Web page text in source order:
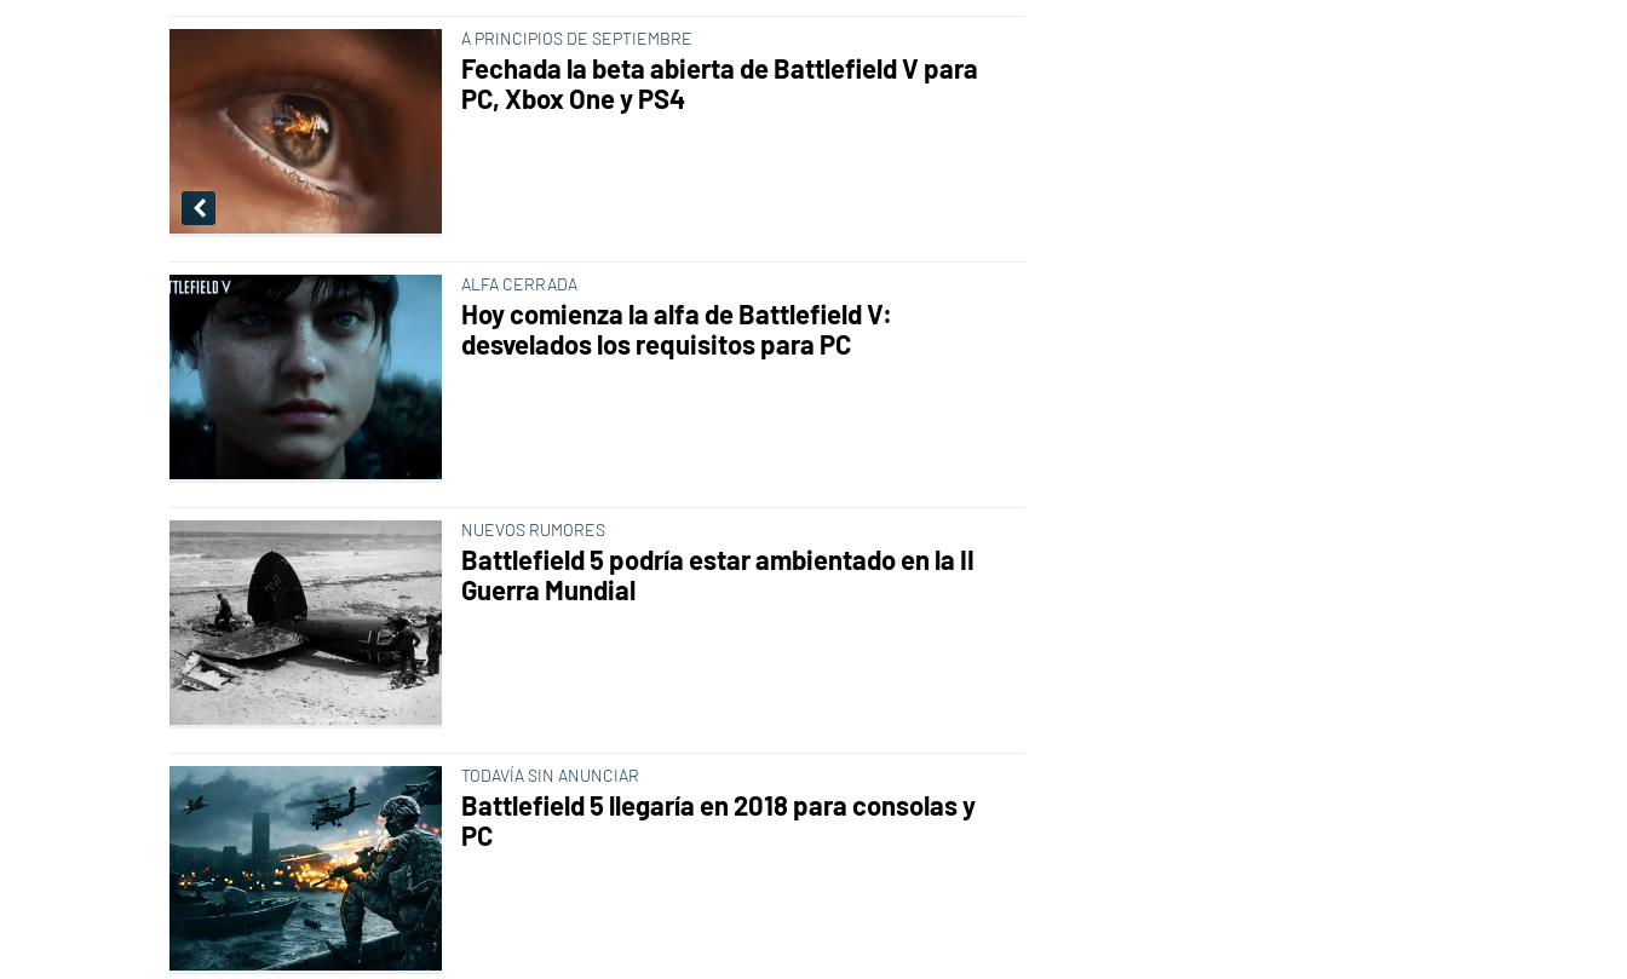
A PRINCIPIOS DE SEPTIEMBRE
Fechada la beta abierta de Battlefield V para
PC, Xbox One y PS4
ALFA CERRADA
Hoy comienza la alfa de Battlefield V:
desvelados los requisitos para PC
NUEVOS RUMORES
Battlefield 5 podría estar ambientado en la II
Guerra Mundial
TODAVÍA SIN ANUNCIAR
Battlefield 5 llegaría en 2018 para consolas y
PC